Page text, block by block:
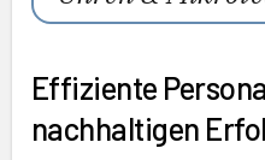
Effiziente
nachhaltigen